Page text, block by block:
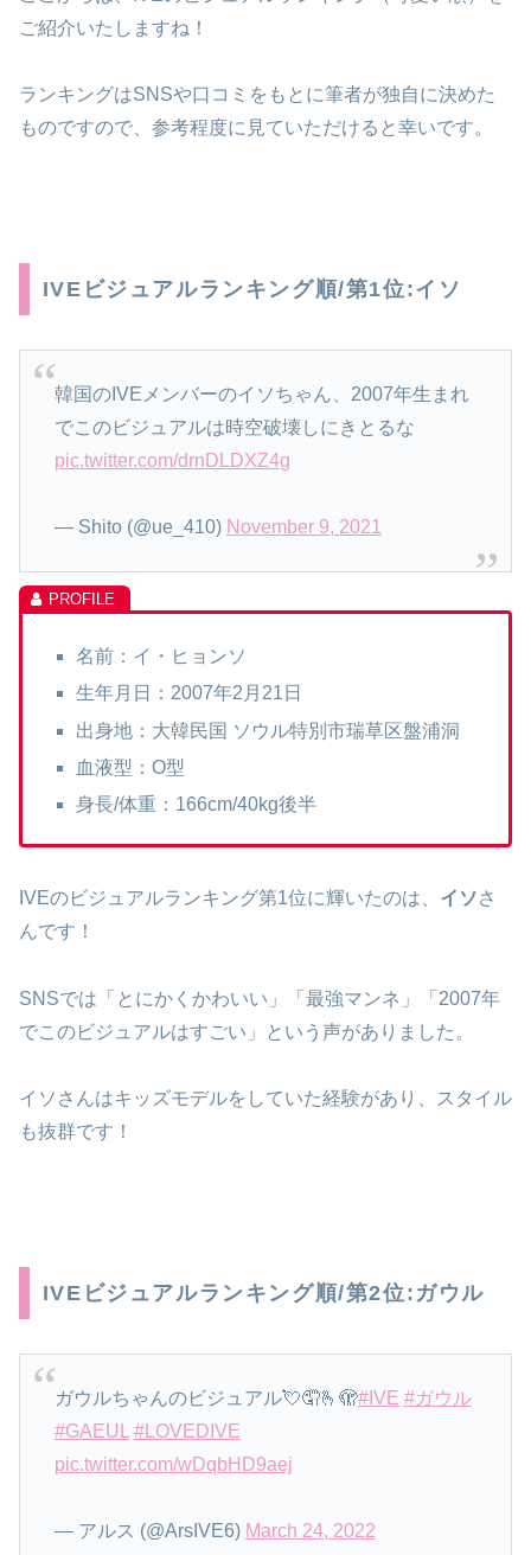
ご紹介いたしますね！
ランキングはSNSや口コミをもとに筆者が独自に決めた
ものですので、参考程度に見ていただけると幸いです。
IVEビジュアルランキング順/第1位:イソ
韓国のIVEメンバーのイソちゃん、2007年生まれ
でこのビジュアルは時空破壊しにきとるな
pic.twitter.com/drnDLDXZ4g
— Shito (@ue_410) November 9, 2021
名前：イ・ヒョンソ
生年月日：2007年2月21日
出身地：大韓民国 ソウル特別市瑞草区盤浦洞
血液型：O型
身長/体重：166cm/40kg後半
IVEのビジュアルランキング第1位に輝いたのは、 イソさ
んです！
SNSでは「とにかくかわいい」「最強マンネ」「2007年
でこのビジュアルはすごい」という声がありました。
イソさんはキッズモデルをしていた経験があり、スタイル
も抜群です！
IVEビジュアルランキング順/第2位:ガウル
ガウルちゃんのビジュアル💘🤦🫰🫣#IVE #ガウル
#GAEUL
#LOVEDIVE
pic.twitter.com/wDqbHD9aej
— アルス (@ArsIVE6) March 24, 2022